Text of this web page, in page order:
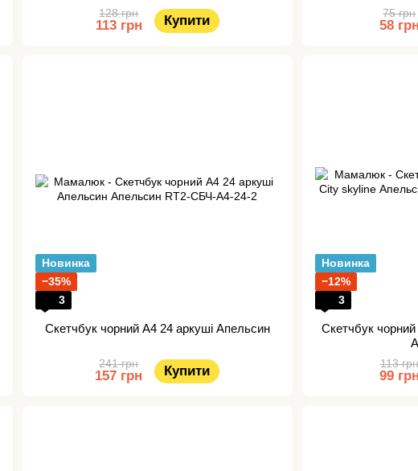
128 грн
113 грн Купити 75 грн
58 грн
Новинка
−35%
3
Скетчбук чорний А4 24 аркуші Апельсин
241 грн
157 грн Купити
Новинка
−12%
3
Скетчбук
113 грн
99 грн